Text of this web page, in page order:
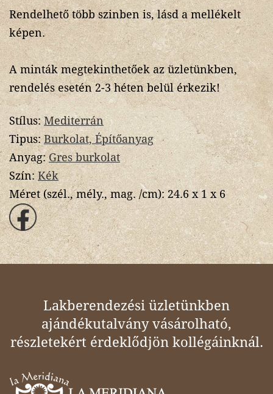
Rendelhető több szinben is, lásd a mellékelt
képen.
A minták megtekinthetőek az üzletünkben,
rendelés esetén 2-3 héten belül érkezik!
Stílus:Mediterrán
Tipus:Burkolat, Építőanyag
Anyag:Gres burkolat
Szín: Kék
Méret (szél., mély., mag. /cm):24.6 x 1 x 6
Lakberendezési üzletünkben
ajándékutalvány vásárolható,
részletekért érdeklődjön kollégáinknál.